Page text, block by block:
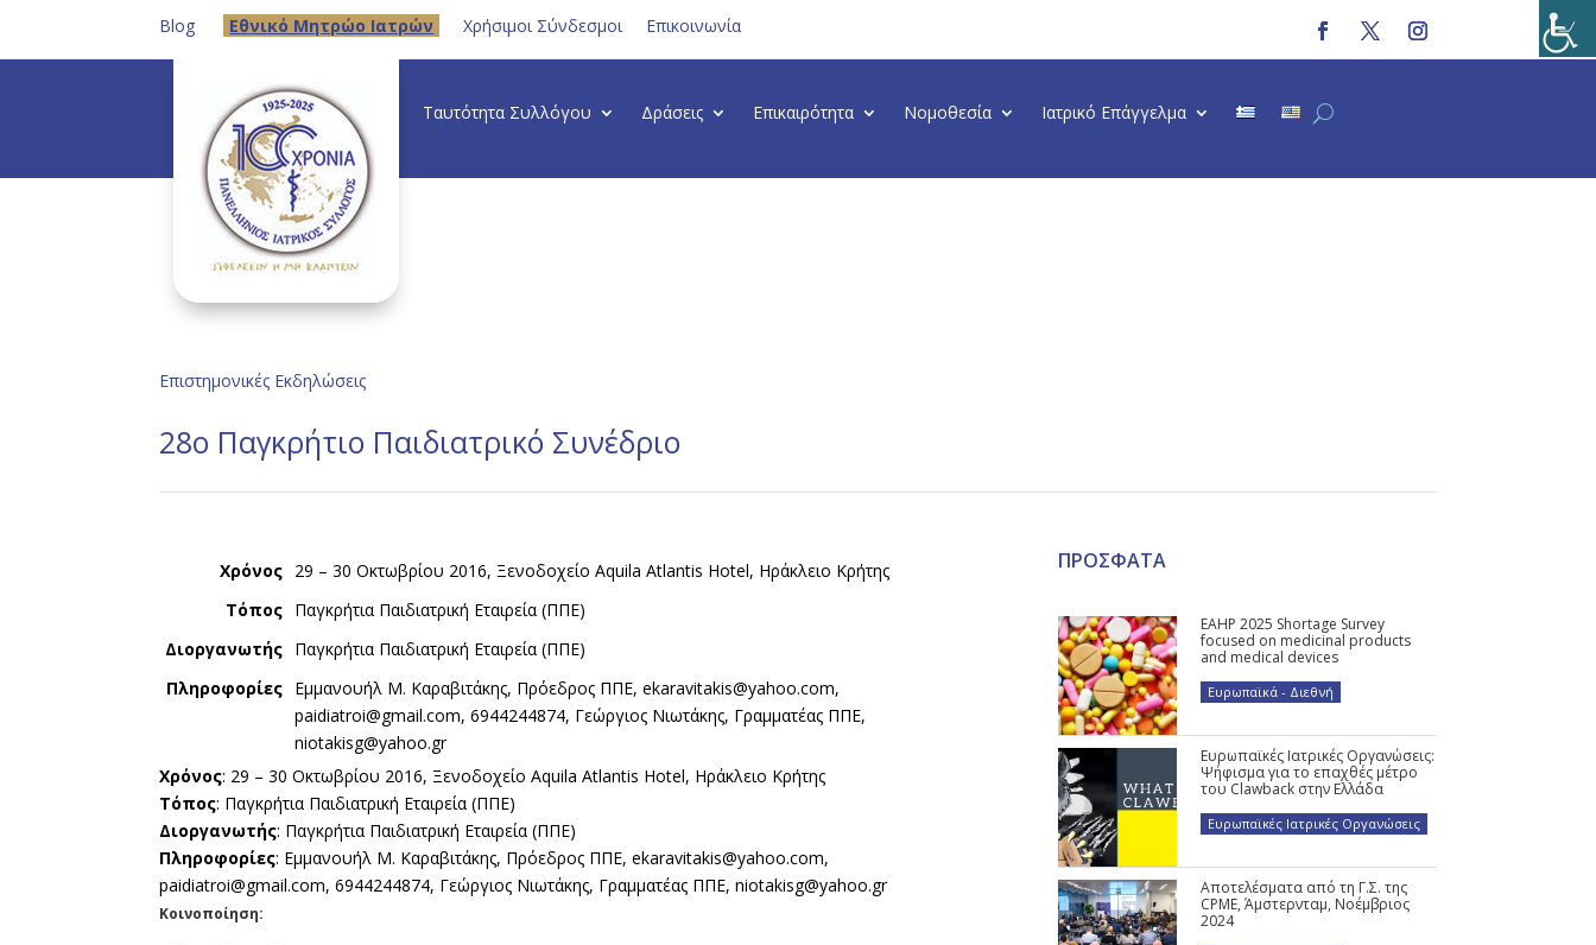
Blog Eθνικό Μητρώο Ιατρών Χρήσιμοι Σύνδεσμοι Επικοινωνία
Ταυτότητα Συλλόγου Δράσεις Επικαιρότητα Νομοθεσία Ιατρικό Επάγγελμα
Επιστημονικές Εκδηλώσεις
28ο Παγκρήτιο Παιδιατρικό Συνέδριο
Χρόνος 29 – 30 Οκτωβρίου 2016, Ξενοδοχείο Aquila Atlantis Hotel, Ηράκλειο Κρήτης
Τόπος Παγκρήτια Παιδιατρική Εταιρεία (ΠΠΕ)
Διοργανωτής Παγκρήτια Παιδιατρική Εταιρεία (ΠΠΕ)
Πληροφορίες Εμμανουήλ Μ. Καραβιτάκης, Πρόεδρος ΠΠΕ, ekaravitakis@yahoo.com,
paidiatroi@gmail.com, 6944244874, Γεώργιος Νιωτάκης, Γραμματέας ΠΠΕ,
niotakisg@yahoo.gr
Χρόνος: 29 – 30 Οκτωβρίου 2016, Ξενοδοχείο Aquila Atlantis Hotel, Ηράκλειο Κρήτης
Τόπος: Παγκρήτια Παιδιατρική Εταιρεία (ΠΠΕ)
Διοργανωτής: Παγκρήτια Παιδιατρική Εταιρεία (ΠΠΕ)
Πληροφορίες: Εμμανουήλ Μ. Καραβιτάκης, Πρόεδρος ΠΠΕ, ekaravitakis@yahoo.com,
paidiatroi@gmail.com, 6944244874, Γεώργιος Νιωτάκης, Γραμματέας ΠΠΕ, niotakisg@yahoo.gr
Κοινοποίηση:
ΠΡΟΣΦΑΤΑ
EAHP 2025 Shortage Survey
focused on medicinal products
and medical devices
Ευρωπαϊκά - Διεθνή
Ευρωπαϊκές Ιατρικές Οργανώσεις:
Ψήφισμα για το επαχθές μέτρο
του Clawback στην Ελλάδα
Ευρωπαϊκές Ιατρικές Οργανώσεις
Αποτελέσματα από τη Γ.Σ. της
CPME, Άμστερνταμ, Νοέμβριος
2024